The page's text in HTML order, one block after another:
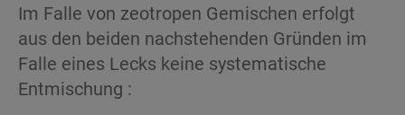
Im Falle von zeotropen Gemischen erfolgt
aus den beiden nachstehenden Gründen im
Falle eines Lecks keine systematische
Entmischung :